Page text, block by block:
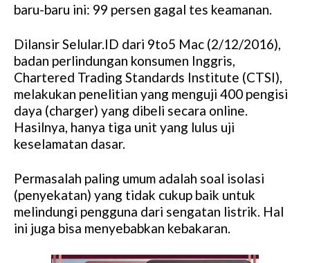
baru-baru ini: 99 persen gagal tes keamanan.
Dilansir Selular.ID dari 9to5 Mac (2/12/2016),
badan perlindungan konsumen Inggris,
Chartered Trading Standards Institute (CTSI),
melakukan penelitian yang menguji 400 pengisi
daya (charger) yang dibeli secara online.
Hasilnya, hanya tiga unit yang lulus uji
keselamatan dasar.
Permasalah paling umum adalah soal isolasi
(penyekatan) yang tidak cukup baik untuk
melindungi pengguna dari sengatan listrik. Hal
ini juga bisa menyebabkan kebakaran.